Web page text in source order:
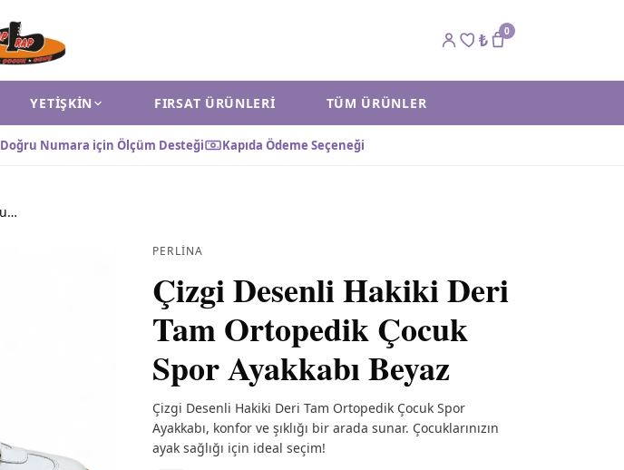
₺ 0
YETIŞKIN FIRSAT ÜRÜNLERI TÜM ÜRÜNLER
Doğru Numara için Ölçüm Desteği Kapıda Ödeme Seçeneği
Çizgi Desenli Hakiki Deri Tam Ortopedik Çocuk Spor Ayakkabı Beyaz
PERLINA
Çizgi Desenli Hakiki Deri
Tam Ortopedik Çocuk
Spor Ayakkabı Beyaz
Çizgi Desenli Hakiki Deri Tam Ortopedik Çocuk Spor
Ayakkabı, konfor ve şıklığı bir arada sunar. Çocuklarınızın
ayak sağlığı için ideal seçim!